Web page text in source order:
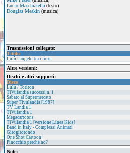
Lucio Macchiarella (testo)
Douglas Meakin (musica)
Trasmissioni collegate:
Titolo
Lulù l'angelo tra i fiori
Altre versioni:
Dischi e altri supporti:
Disco
Lulù / Toriton
TiVulandia successi n. 1
Sabato al Supermercato
Super Tivulandia [1987]
TV Landia 1
TiVulandia 1
Megacartoons
TiVulandia 1 [versione Linea Kids]
Band in Italy - Complessi Animati
Girogirotondo
One Shot Cartoon!
Pinocchio perché no?
Note: